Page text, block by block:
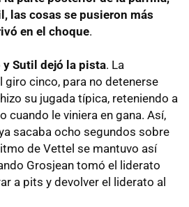
las cosas se pusieron más
en el choque.
Sutil dejó la pista. La
giro cinco, para no detenerse
su jugada típica, reteniendo a
cuando le viniera en gana. Así,
sacaba ocho segundos sobre
de Vettel se mantuvo así
Grosjean tomó el liderato
a pits y devolver el liderato al